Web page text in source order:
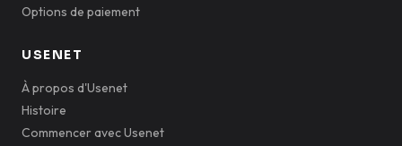
Options de paiement
USENET
À propos d'Usenet
Histoire
Commencer avec Usenet